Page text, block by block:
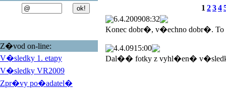
Z�vod on-line:
V�sledky 1. etapy
V�sledky VR2009
Zpr�vy po�adatel�
1 234
6.4.200908:32
Konec dobr�, v�echno dobr�.
4.4.0915:00
Dal�� fotky z vyhl�en�